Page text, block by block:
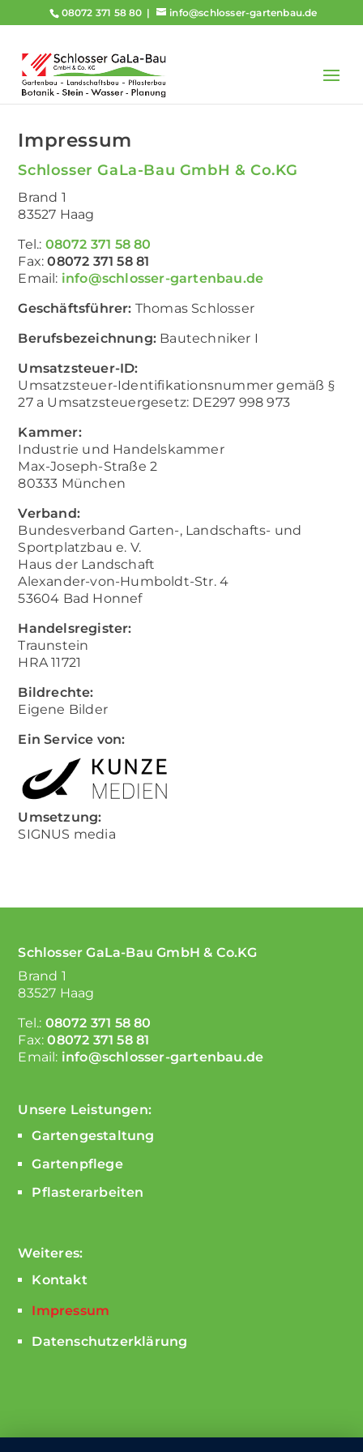
08072 371 58 80 info@schlosser-gartenbau.de
Impressum
Schlosser GaLa-Bau GmbH & Co.KG
Brand 1
83527 Haag
Tel.: 08072 371 58 80
Fax:08072 371 58 81
Email: info@schlosser-gartenbau.de
Geschäftsführer: Thomas Schlosser
Berufsbezeichnung: Bautechniker I
Umsatzsteuer-ID:
Umsatzsteuer-Identifikationsnummer gemäß §
27 a Umsatzsteuergesetz: DE297 998 973
Kammer:
Industrie und Handelskammer
Max-Joseph-Straße 2
80333 München
Verband:
Bundesverband Garten-, Landschafts- und
Sportplatzbau e. V.
Haus der Landschaft
Alexander-von-Humboldt-Str. 4
53604 Bad Honnef
Handelsregister:
Traunstein
HRA 11721
Bildrechte:
Eigene Bilder
Ein Service von:
Umsetzung:
SIGNUS media
Schlosser GaLa-Bau GmbH & Co.KG
Brand 1
83527 Haag
Tel.: 08072 371 58 80
Fax:08072 371 58 81
Email: info@schlosser-gartenbau.de
Unsere Leistungen:
Gartengestaltung
Gartenpflege
Pflasterarbeiten
Weiteres:
Kontakt
Impressum
Datenschutzerklärung